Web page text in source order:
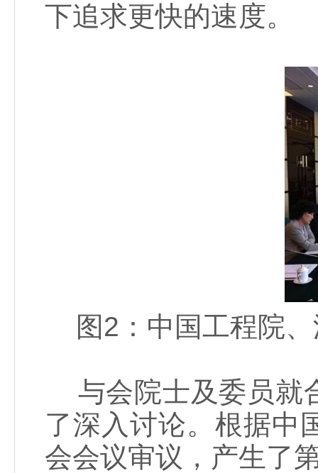
下追求更快的速度。
图2：中国工程院、
与会院士及委员就
了深入讨论。根据中
会会议审议，产生了